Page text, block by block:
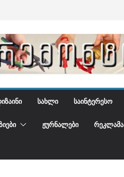
ᲡᲐᲮᲚᲘ ᲡᲐᲘᲜᲢᲔᲠᲔᲡᲝ
ᲟᲣᲠᲜᲐᲚᲔᲑᲘ ᲠᲔᲙᲚᲐᲛᲐ